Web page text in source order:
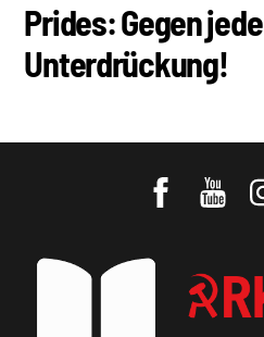
Prides: Gegen jede
Unterdrückung!